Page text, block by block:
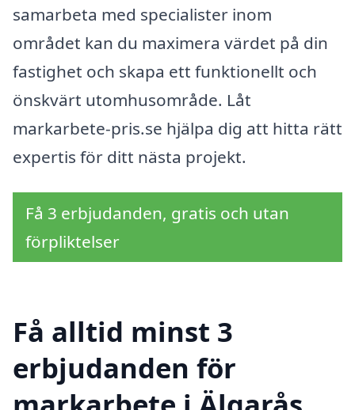
samarbeta med specialister inom
området kan du maximera värdet på din
fastighet och skapa ett funktionellt och
önskvärt utomhusområde. Låt
markarbete-pris.se hjälpa dig att hitta rätt
expertis för ditt nästa projekt.
Få 3 erbjudanden, gratis och utan
förpliktelser
Få alltid minst 3
erbjudanden för